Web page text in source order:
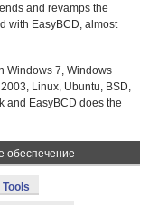
and revamps the
with EasyBCD, almost
Windows 7, Windows
Linux, Ubuntu, BSD,
and EasyBCD does the
обеспечение
Tools